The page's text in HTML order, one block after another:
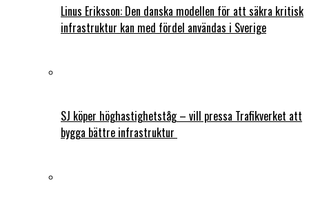
Linus Eriksson: Den danska modellen för att säkra kritisk
infrastruktur kan med fördel användas i Sverige
SJ köper höghastighetståg – vill pressa Trafikverket att
bygga bättre infrastruktur